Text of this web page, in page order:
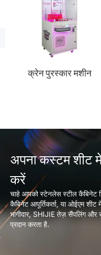
क्रेन पुरस्कार मशीन
अपना कस्टम शीट
करें
चाहे आपको स्टेनलेस स्टील कैबिनेट
कैबिनेट आपूर्तिकर्ता, या ओईएम शीट
भागीदार, SHIJIE तेज़ सैंपलिंग और
प्रदान करता है.